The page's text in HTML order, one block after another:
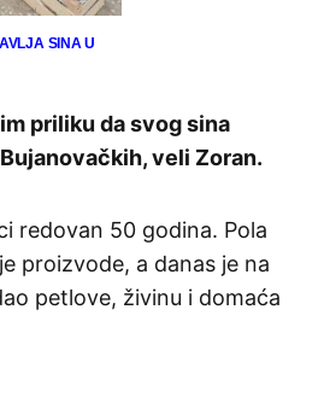
SINA U
priliku da svog sina
veli Zoran.
redovan 50 godina. Pola
proizvode, a danas je na
petlove, živinu i domaća